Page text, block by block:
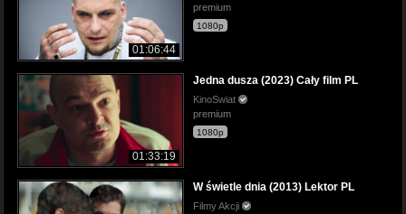
01:06:44
premium
1080p
01:33:19
Jedna dusza (2023) Cały film PL
KinoSwiat
premium
1080p
W świetle dnia (2013) Lektor PL
Filmy Akcji